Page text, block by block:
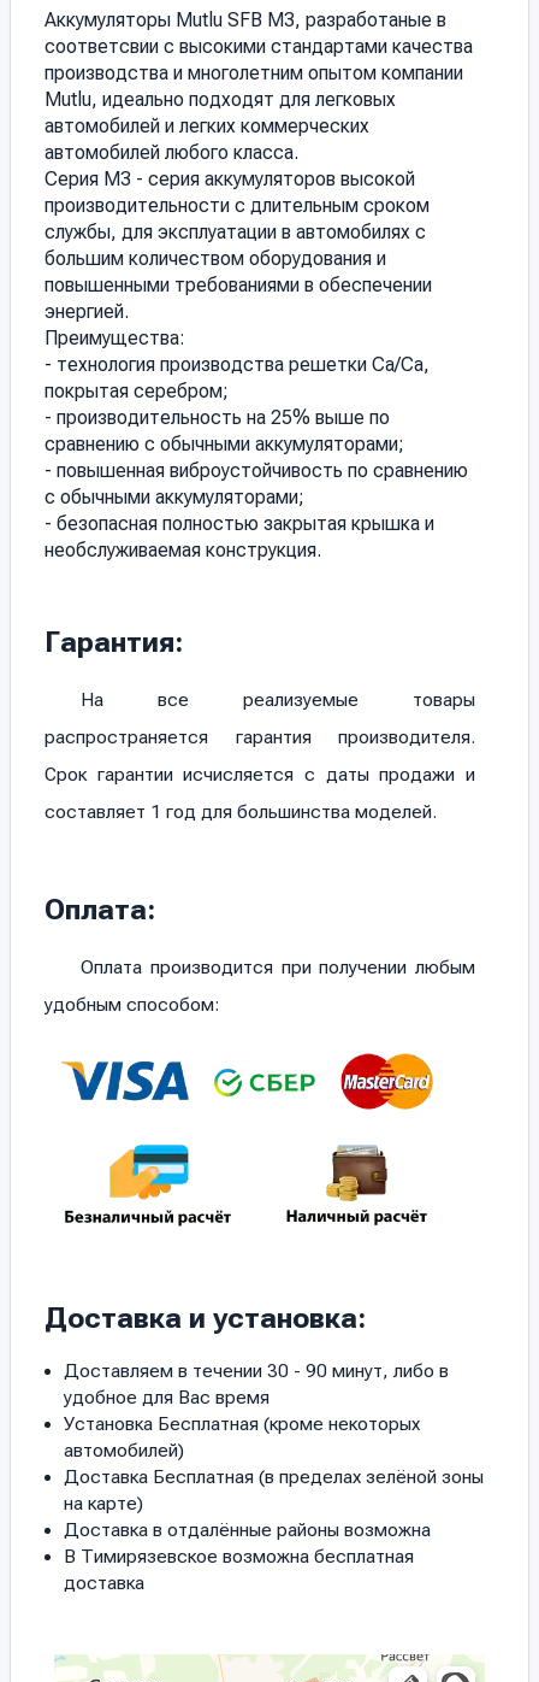
Аккумуляторы Mutlu SFB M3, разработаные в
соответсвии с высокими стандартами качества
производства и многолетним опытом компании
Mutlu, идеально подходят для легковых
автомобилей и легких коммерческих
автомобилей любого класса.
Серия M3 - серия аккумуляторов высокой
производительности с длительным сроком
службы, для эксплуатации в автомобилях с
большим количеством оборудования и
повышенными требованиями в обеспечении
энергией.
Преимущества:
- технология производства решетки Ca/Cа,
покрытая серебром;
- производительность на 25% выше по
сравнению с обычными аккумуляторами;
- повышенная виброустойчивость по сравнению
с обычными аккумуляторами;
- безопасная полностью закрытая крышка и
необслуживаемая конструкция.
Гарантия:
На все реализуемые товары
распространяется гарантия производителя.
Срок гарантии исчисляется с даты продажи и
составляет 1 год для большинства моделей.
Оплата:
Оплата производится при получении любым
удобным способом:
Доставка и установка:
Доставляем в течении 30 - 90 минут, либо в
удобное для Вас время
Установка Бесплатная (кроме некоторых
автомобилей)
Доставка Бесплатная (в пределах зелёной зоны
на карте)
Доставка в отдалённые районы возможна
В Тимирязевское возможна бесплатная
доставка